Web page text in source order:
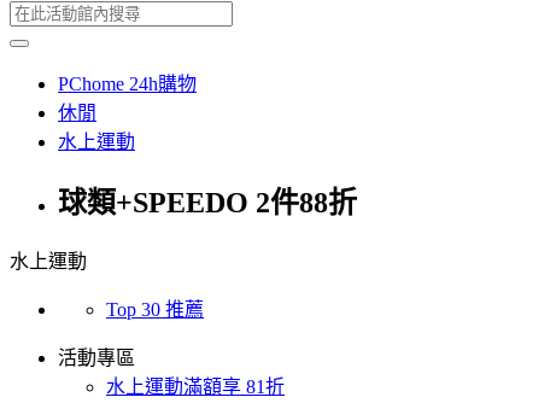
PChome 24h購物
休閒
水上運動
球類+SPEEDO 2件88折
水上運動
Top 30 推薦
活動專區
水上運動滿額享 81折